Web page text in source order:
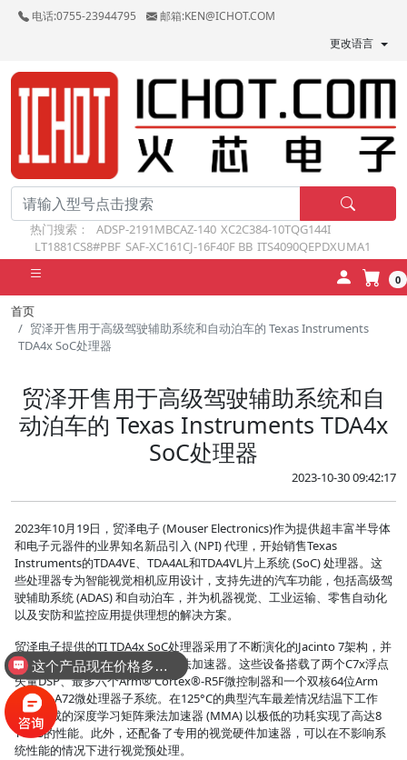
电话:0755-23944795
邮箱:KEN@ICHOT.COM
更改语言
热门搜索： ADSP-2191MBCAZ-140 XC2C384-10TQG144I
LT1881CS8#PBF SAF-XC161CJ-16F40F BB ITS4090QEPDXUMA1
0
首页
贸泽开售用于高级驾驶辅助系统和自动泊车的 Texas Instruments
TDA4x SoC处理器
贸泽开售用于高级驾驶辅助系统和自
动泊车的 Texas Instruments TDA4x
SoC处理器
2023-10-30 09:42:17
2023年10月19日，贸泽电子 (Mouser Electronics)作为提供超丰富半导体
和电子元器件的业界知名新品引入 (NPI) 代理，开始销售Texas
Instruments的TDA4VE、TDA4AL和TDA4VL片上系统 (SoC) 处理器。这
些处理器专为智能视觉相机应用设计，支持先进的汽车功能，包括高级驾
驶辅助系统 (ADAS) 和自动泊车，并为机器视觉、工业运输、零售自动化
以及安防和监控应用提供理想的解决方案。
贸泽电子提供的TI TDA4x SoC处理器采用了不断演化的Jacinto 7架构，并
配备了专门的深度学习和传统算法加速器。这些设备搭载了两个C7x浮点
矢量DSP、最多六个Arm® Cortex®-R5F微控制器和一个双核64位Arm
Cortex-A72微处理器子系统。在125°C的典型汽车最差情况结温下工作
时，集成的深度学习矩阵乘法加速器 (MMA) 以极低的功耗实现了高达8
TOPS的性能。此外，还配备了专用的视觉硬件加速器，可以在不影响系
统性能的情况下进行视觉预处理。